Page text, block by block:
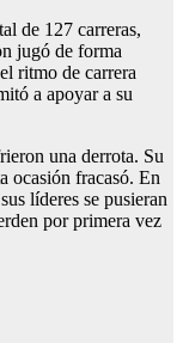
de 127 carreras,
jugó de forma
ritmo de carrera
a apoyar a su
una derrota. Su
ocasión fracasó. En
líderes se pusieran
por primera vez